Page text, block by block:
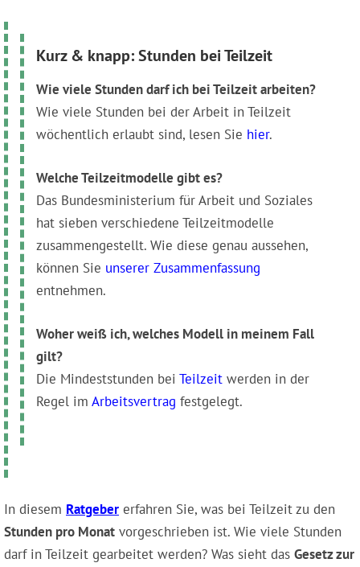
Kurz & knapp: Stunden bei Teilzeit
Wie viele Stunden darf ich bei Teilzeit arbeiten?
Wie viele Stunden bei der Arbeit in Teilzeit
wöchentlich erlaubt sind, lesen Sie hier.
Welche Teilzeitmodelle gibt es?
Das Bundesministerium für Arbeit und Soziales
hat sieben verschiedene Teilzeitmodelle
zusammengestellt. Wie diese genau aussehen,
können Sie unserer Zusammenfassung
entnehmen.
Woher weiß ich, welches Modell in meinem Fall
gilt?
Die Mindeststunden bei Teilzeit werden in der
Regel im Arbeitsvertrag festgelegt.
In diesem Ratgeber erfahren Sie, was bei Teilzeit zu den
Stunden pro Monat vorgeschrieben ist. Wie viele Stunden
darf in Teilzeit gearbeitet werden? Was sieht das Gesetz zur